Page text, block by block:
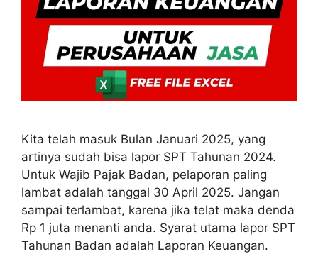
Kita telah masuk Bulan Januari 2025, yang
artinya sudah bisa lapor SPT Tahunan 2024.
Untuk Wajib Pajak Badan, pelaporan paling
lambat adalah tanggal 30 April 2025. Jangan
sampai terlambat, karena jika telat maka denda
Rp 1 juta menanti anda. Syarat utama lapor SPT
Tahunan Badan adalah Laporan Keuangan.